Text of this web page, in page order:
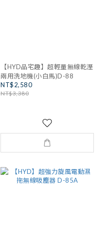
【HYD品宅趣】超輕量無線乾溼
兩用洗地機(小白馬)D-88
NT$2,580
NT$3,380